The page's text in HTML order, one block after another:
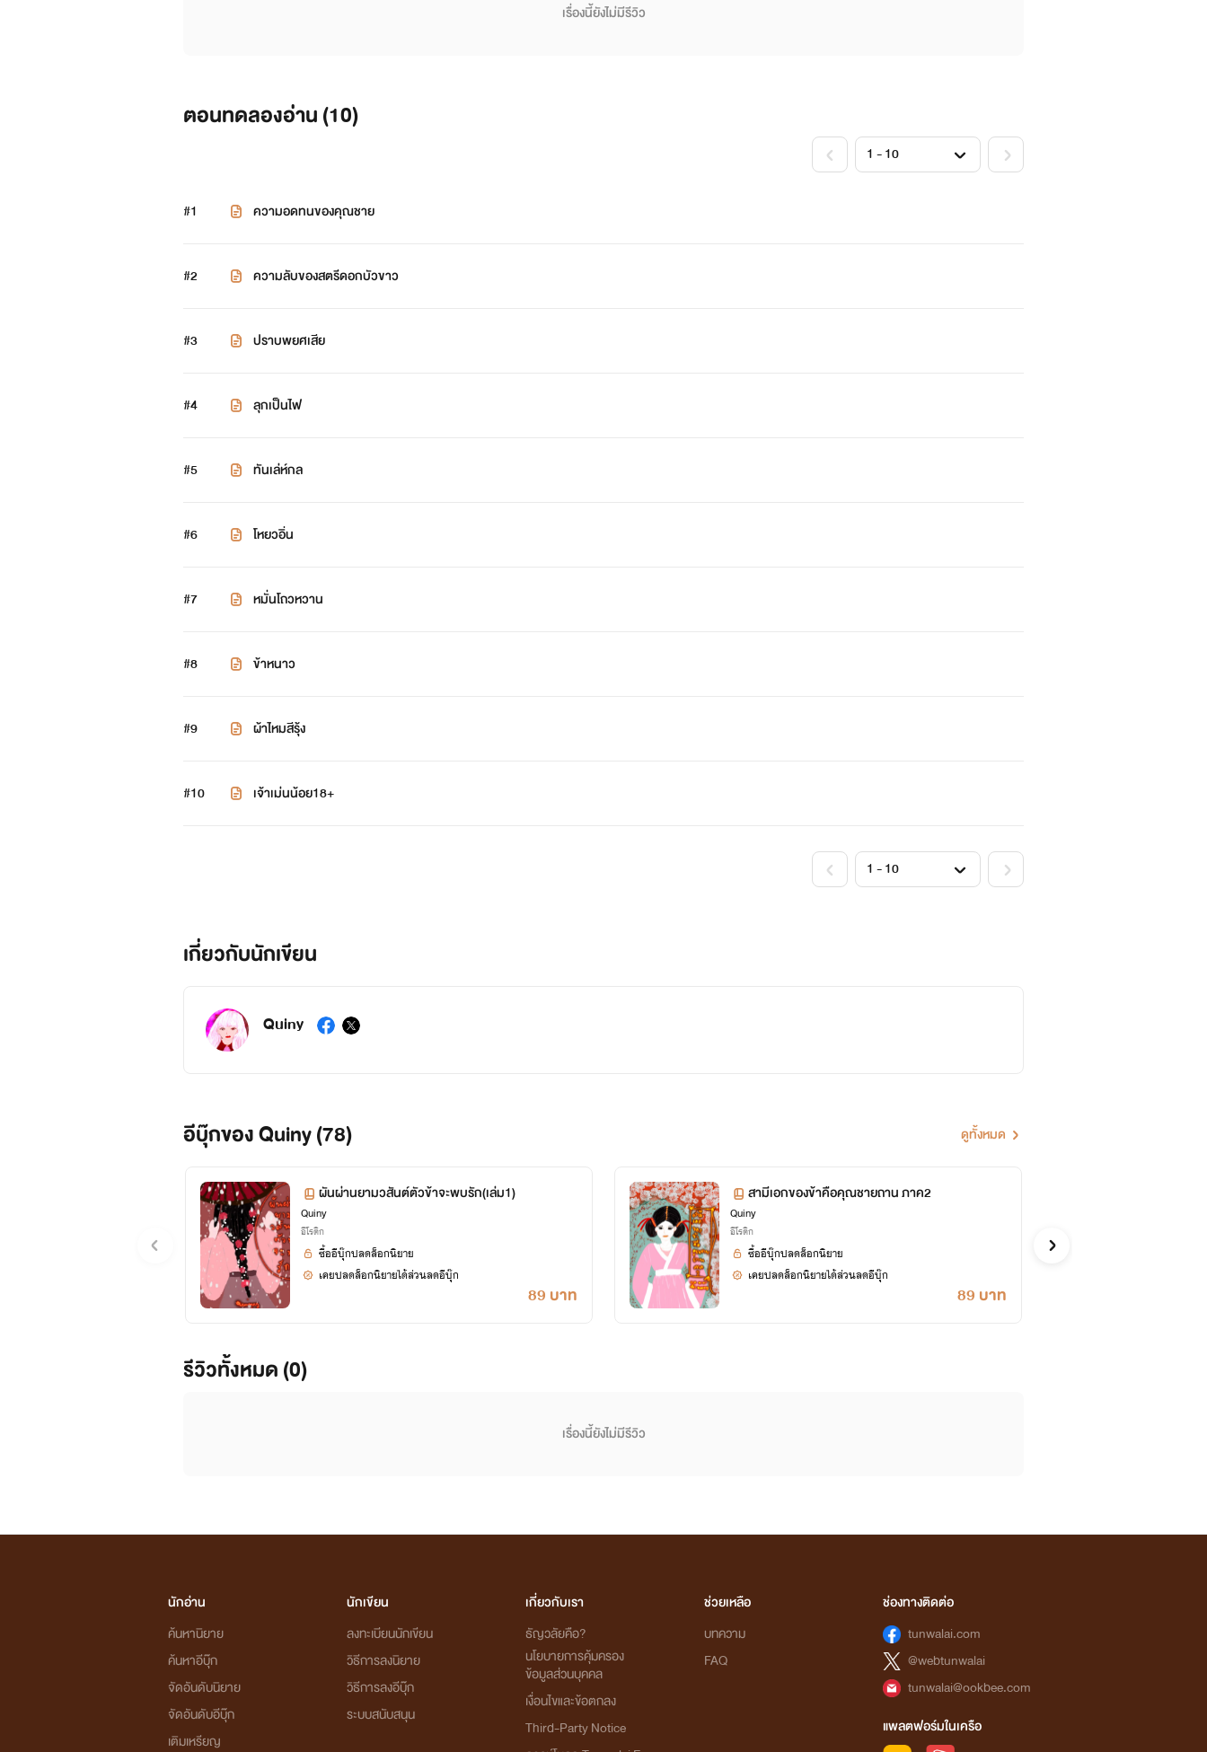
เรื่องนี้ยังไม่มีรีวิว
ตอนทดลองอ่าน (10)
#1 ความอดทนของคุณชาย
#2 ความลับของสตรีดอกบัวขาว
#3 ปราบพยศเสีย
#4 ลุกเป็นไฟ
#5 ทันเล่ห์กล
#6 โหยวอิ่น
#7 หมั่นโถวหวาน
#8 ข้าหนาว
#9 ผ้าไหมสีรุ้ง
#10 เจ้าเม่นน้อย18+
เกี่ยวกับนักเขียน
Quiny
อีบุ๊กของ Quiny (78) ดูทั้งหมด
ผันผ่านยามวสันต์ตัวข้าจะพบรัก(เล่ม1)
Quiny
อีโรติก
89 บาท
ซื้ออีบุ๊กปลดล็อกนิยาย
เคยปลดล็อกนิยายได้ส่วนลดอีบุ๊ก
สามีเอกของข้าคือคุณชายถาน ภาค2
Quiny
อีโรติก
89 บาท
ซื้ออีบุ๊กปลดล็อกนิยาย
เคยปลดล็อกนิยายได้ส่วนลดอีบุ๊ก
รีวิวทั้งหมด (0)
เรื่องนี้ยังไม่มีรีวิว
นักอ่าน
ค้นหานิยาย
ค้นหาอีบุ๊ก
จัดอันดับนิยาย
จัดอันดับอีบุ๊ก
เติมเหรียญ
นักเขียน
ลงทะเบียนนักเขียน
วิธีการลงนิยาย
วิธีการลงอีบุ๊ก
ระบบสนับสนุน
เกี่ยวกับเรา
ธัญวลัยคือ?
นโยบายการคุ้มครอง
ข้อมูลส่วนบุคคล
เงื่อนไขและข้อตกลง
Third-Party Notice
ช่วยเหลือ
บทความ
FAQ
ช่องทางติดต่อ
tunwalai.com
@webtunwalai
tunwalai@ookbee.com
แพลตฟอร์มในเครือ